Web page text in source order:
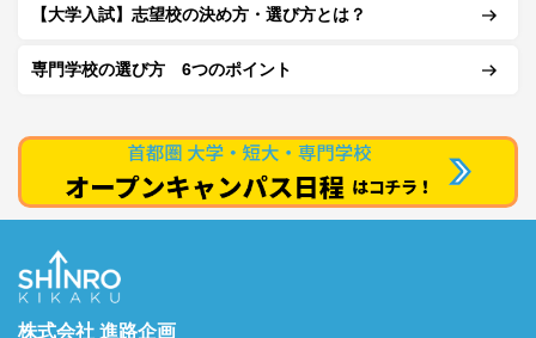
【大学入試】志望校の決め方・選び方とは？
専門学校の選び方 6つのポイント
株式会社 進路企画